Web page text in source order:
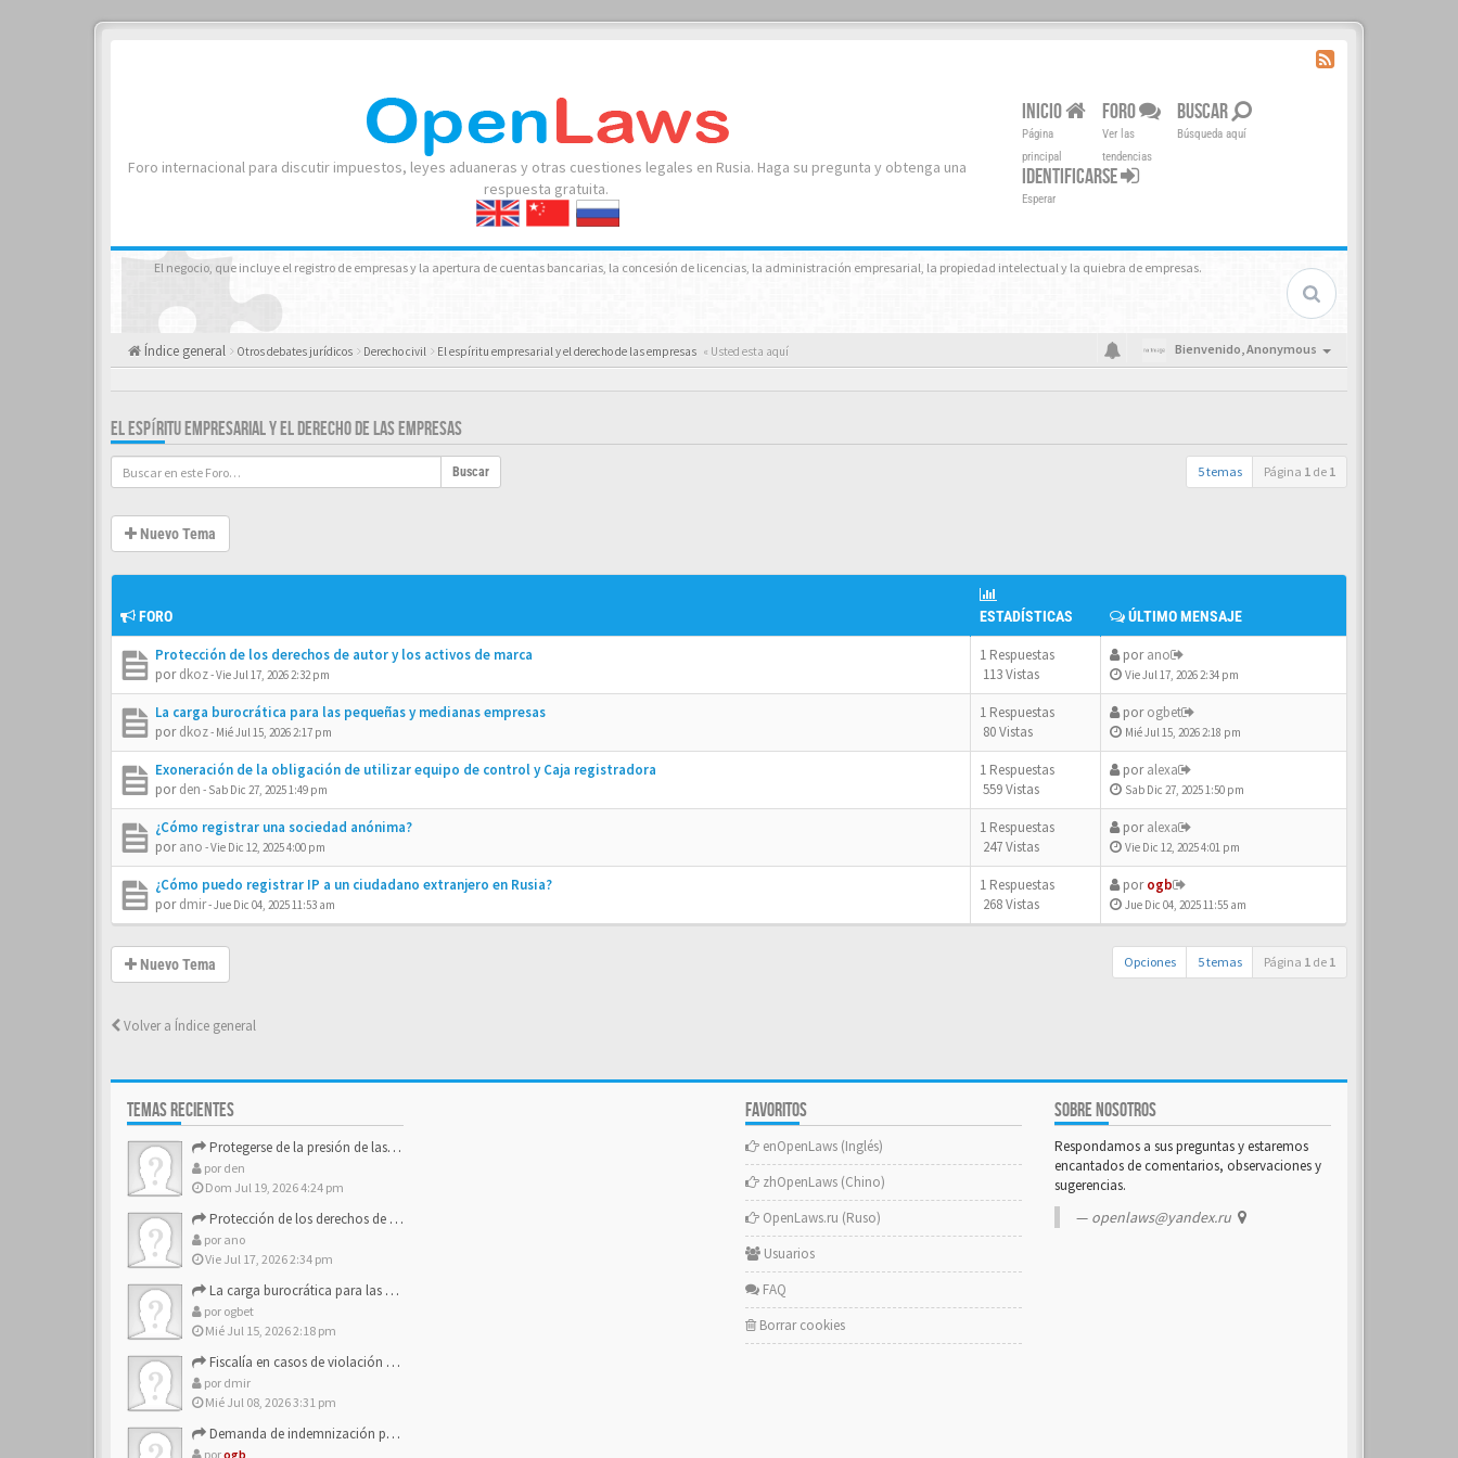
Foro internacional para discutir impuestos, leyes aduaneras y otras cuestiones legales en Rusia. Haga su pregunta y obtenga una
respuesta gratuita.
INICIO
Página
principal
FORO
Ver las
tendencias
BUSCAR
Búsqueda aquí
IDENTIFICARSE
Esperar
El negocio, que incluye el registro de empresas y la apertura de cuentas bancarias, la concesión de licencias, la administración empresarial, la propiedad intelectual y la quiebra de empresas.
Índice general Otros debates jurídicos Derecho civil El espíritu empresarial y el derecho de las empresas « Usted esta aquí Bienvenido,Anonymous
EL ESPÍRITU EMPRESARIAL Y EL DERECHO DE LAS EMPRESAS
Buscar 5 temas Página 1 de 1
Nuevo Tema
FORO ESTADÍSTICAS ÚLTIMO MENSAJE
Protección de los derechos de autor y los activos de marca
pordkoz-Vie Jul 17, 2026 2:32 pm
1 Respuestas
113 Vistas
porano
Vie Jul 17, 2026 2:34 pm
La carga burocrática para las pequeñas y medianas empresas
pordkoz- Mié Jul 15, 2026 2:17 pm
1 Respuestas
80 Vistas
porogbet
Mié Jul 15, 2026 2:18 pm
Exoneración de la obligación de utilizar equipo de control y Caja registradora
porden - Sab Dic 27, 2025 1:49 pm
1 Respuestas
559 Vistas
poralexa
Sab Dic 27, 2025 1:50 pm
¿Cómo registrar una sociedad anónima?
porano -Vie Dic 12, 2025 4:00 pm
1 Respuestas
247 Vistas
poralexa
Vie Dic 12, 2025 4:01 pm
¿Cómo puedo registrar IP a un ciudadano extranjero en Rusia?
pordmir-Jue Dic 04, 2025 11:53 am
1 Respuestas
268 Vistas
porogb
Jue Dic 04, 2025 11:55 am
Nuevo Tema Opciones 5 temas Página 1 de 1
Volver a Índice general
TEMAS RECIENTES
Protegerse de la presión de las estructuras de control
por den
Dom Jul 19, 2026 4:24 pm
Protección de los derechos de autor y los activos de marca
por ano
Vie Jul 17, 2026 2:34 pm
La carga burocrática para las pequeñas y medianas empresas
por ogbet
Mié Jul 15, 2026 2:18 pm
Fiscalía en casos de violación a los derechos de los consum…
por dmir
Mié Jul 08, 2026 3:31 pm
Demanda de indemnización por daño moral contra la empresa
porogb
FAVORITOS
enOpenLaws (Inglés)
zhOpenLaws (Chino)
OpenLaws.ru (Ruso)
Usuarios
FAQ
Borrar cookies
SOBRE NOSOTROS
Respondamos a sus preguntas y estaremos
encantados de comentarios, observaciones y
sugerencias.
openlaws@yandex.ru